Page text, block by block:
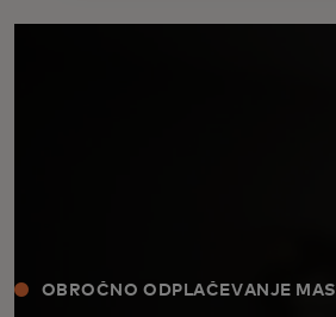
OBROČNO ODPLAČEVANJE